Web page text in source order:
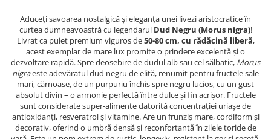
Aduceți savoarea nostalgică și eleganța unei livezi aristocratice în
curtea dumneavoastră cu legendarul Dud Negru (Morus nigra)!
Livrat ca puiet premium viguros de50-80 cm, cu rădăcină liberă,
acest exemplar de mare lux promite o prindere excelentă și o
dezvoltare rapidă. Spre deosebire de dudul alb sau cel sălbatic, Morus
nigraeste adevăratul dud negru de elită, renumit pentru fructele sale
mari, cărnoase, de un purpuriu închis spre negru lucios, cu un gust
absolut divin – o armonie perfectă între dulce și fin acrișor. Fructele
sunt considerate super-alimente datorită concentrației uriașe de
antioxidanți, resveratrol și vitamine. Are un frunziș mare, cordiform și
decorativ, oferind o umbră densă și reconfortantă în zilele toride de